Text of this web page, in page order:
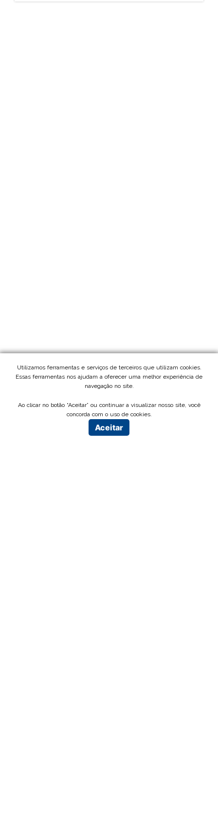
Utilizamos ferramentas e serviços de terceiros que utilizam cookies.
Essas ferramentas nos ajudam a oferecer uma melhor experiência de
navegação no site.
Ao clicar no botão “Aceitar” ou continuar a visualizar nosso site, você
concorda com o uso de cookies.
Aceitar